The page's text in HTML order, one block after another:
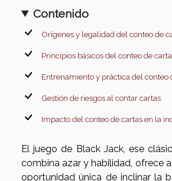
Contenido
Orígenes y legalidad del conteo de
Principios básicos del conteo de
Entrenamiento y práctica del conteo
Gestión de riesgos al contar cartas
Impacto del conteo de cartas en la
El juego de Black Jack, ese
combina azar y habilidad, ofrece
oportunidad única de inclinar la